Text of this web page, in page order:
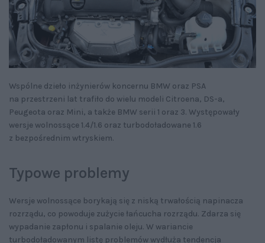
Wspólne dzieło inżynierów koncernu BMW oraz PSA
na przestrzeni lat trafiło do wielu modeli Citroena, DS-a,
Peugeota oraz Mini, a także BMW serii 1 oraz 3. Występowały
wersje wolnossące 1.4/1.6 oraz turbodoładowane 1.6
z bezpośrednim wtryskiem.
Typowe problemy
Wersje wolnossące borykają się z niską trwałością napinacza
rozrządu, co powoduje zużycie łańcucha rozrządu. Zdarza się
wypadanie zapłonu i spalanie oleju. W wariancie
turbodoładowanym listę problemów wydłuża tendencja